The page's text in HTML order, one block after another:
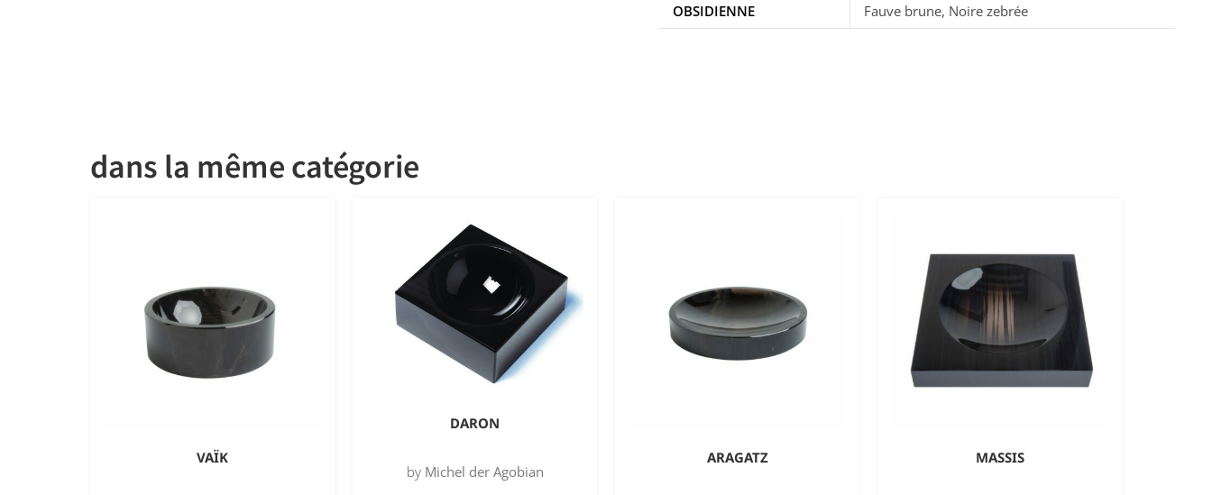
OBSIDIENNE
Fauve brune, Noire zebrée
dans la même catégorie
VAÏK
DARON
by Michel der Agobian
ARAGATZ MASSIS